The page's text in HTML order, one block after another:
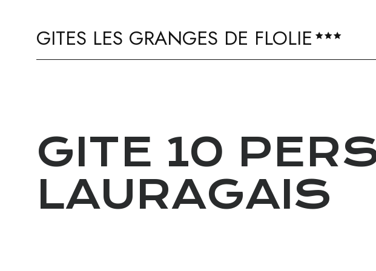
GITES LES GRANGES DE FLOLIE
GITE 10
LAURAGAIS